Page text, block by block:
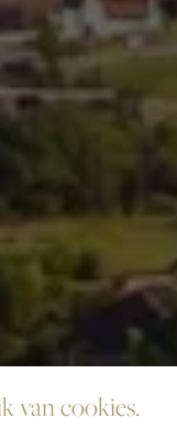
van cookies.